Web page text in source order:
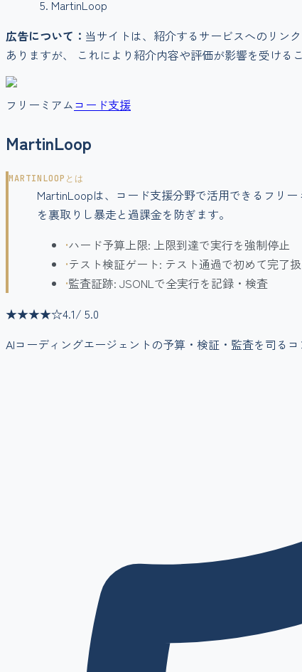
MartinLoop
広告について： 当サイトは、紹介するサービスへのリン
ありますが、 これにより紹介内容や評価が影響を受ける
フリーミアムコード支援
MartinLoop
MARTINLOOP とは
MartinLoopは、コード支援分野で活用できるフリ
を裏取りし暴走と過課金を防ぎます。
•ハード予算上限: 上限到達で実行を強制停止
•テスト検証ゲート: テスト通過で初めて完了
•監査証跡: JSONLで全実行を記録・検査
★★★★☆4.1/ 5.0
AIコーディングエージェントの予算・検証・監査を司る